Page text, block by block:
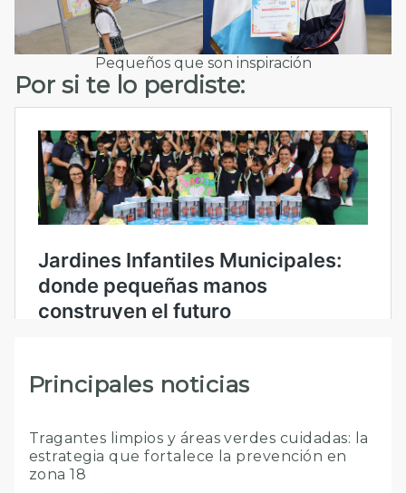
Pequeños que son inspiración
Por si te lo perdiste:
Principales noticias
Tragantes limpios y áreas verdes cuidadas: la
estrategia que fortalece la prevención en
zona 18